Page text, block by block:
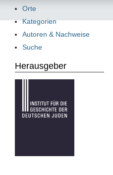
Orte
Kategorien
Autoren & Nachweise
Suche
Herausgeber